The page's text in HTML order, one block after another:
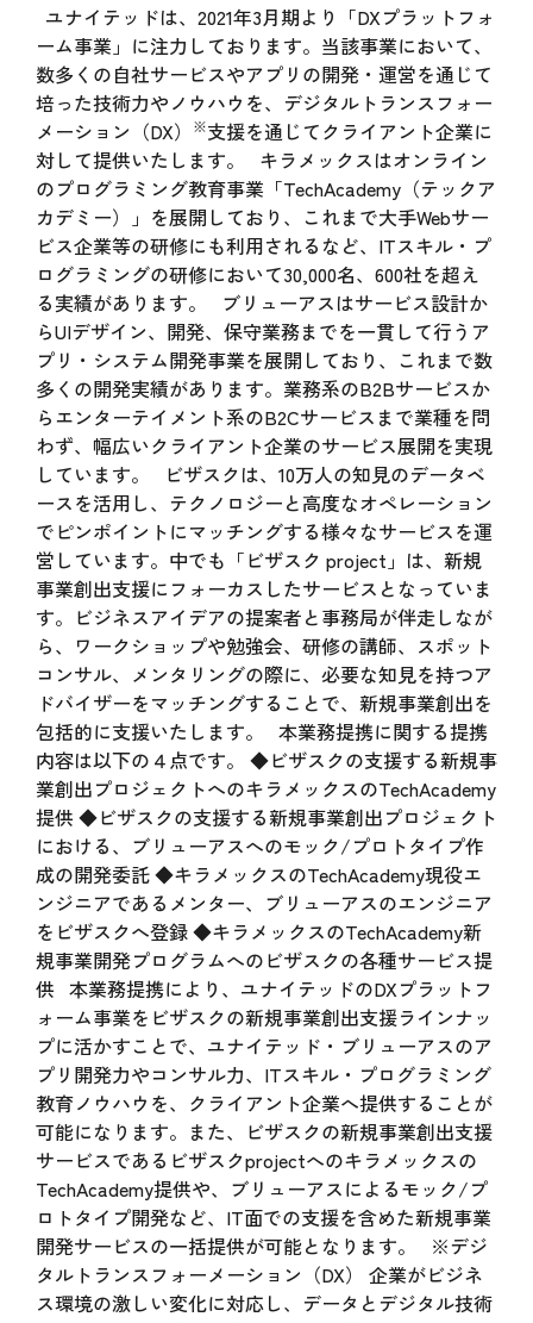
ユナイテッドは、2021年3月期より「DXプラットフォ
ーム事業」に注力しております。当該事業において、
数多くの自社サービスやアプリの開発・運営を通じて
培った技術力やノウハウを、デジタルトランスフォー
メーション（DX）
※支援を通じてクライアント企業に
対して提供いたします。 キラメックスはオンライン
のプログラミング教育事業「TechAcademy（テックア
カデミー）」を展開しており、これまで大手Webサー
ビス企業等の研修にも利用されるなど、ITスキル・プ
ログラミングの研修において30,000名、600社を超え
る実績があります。 ブリューアスはサービス設計か
らUIデザイン、開発、保守業務までを一貫して行うア
プリ・システム開発事業を展開しており、これまで数
多くの開発実績があります。業務系のB2Bサービスか
らエンターテイメント系のB2Cサービスまで業種を問
わず、幅広いクライアント企業のサービス展開を実現
しています。 ビザスクは、10万人の知見のデータベ
ースを活用し、テクノロジーと高度なオペレーション
でピンポイントにマッチングする様々なサービスを運
営しています。中でも「ビザスク project」は、新規
事業創出支援にフォーカスしたサービスとなっていま
す。ビジネスアイデアの提案者と事務局が伴走しなが
ら、ワークショップや勉強会、研修の講師、スポット
コンサル、メンタリングの際に、必要な知見を持つア
ドバイザーをマッチングすることで、新規事業創出を
包括的に支援いたします。 本業務提携に関する提携
内容は以下の４点です。 ◆ビザスクの支援する新規事
業創出プロジェクトへのキラメックスのTechAcademy
提供 ◆ビザスクの支援する新規事業創出プロジェクト
における、ブリューアスへのモック/プロトタイプ作
成の開発委託 ◆キラメックスのTechAcademy現役エ
ンジニアであるメンター、ブリューアスのエンジニア
をビザスクへ登録 ◆キラメックスのTechAcademy新
規事業開発プログラムへのビザスクの各種サービス提
供 本業務提携により、ユナイテッドのDXプラットフ
ォーム事業をビザスクの新規事業創出支援ラインナッ
プに活かすことで、ユナイテッド・ブリューアスのア
プリ開発力やコンサル力、ITスキル・プログラミング
教育ノウハウを、クライアント企業へ提供することが
可能になります。また、ビザスクの新規事業創出支援
サービスであるビザスクprojectへのキラメックスの
TechAcademy提供や、ブリューアスによるモック/プ
ロトタイプ開発など、IT面での支援を含めた新規事業
開発サービスの一括提供が可能となります。 ※デジ
タルトランスフォーメーション（DX） 企業がビジネ
ス環境の激しい変化に対応し、データとデジタル技術